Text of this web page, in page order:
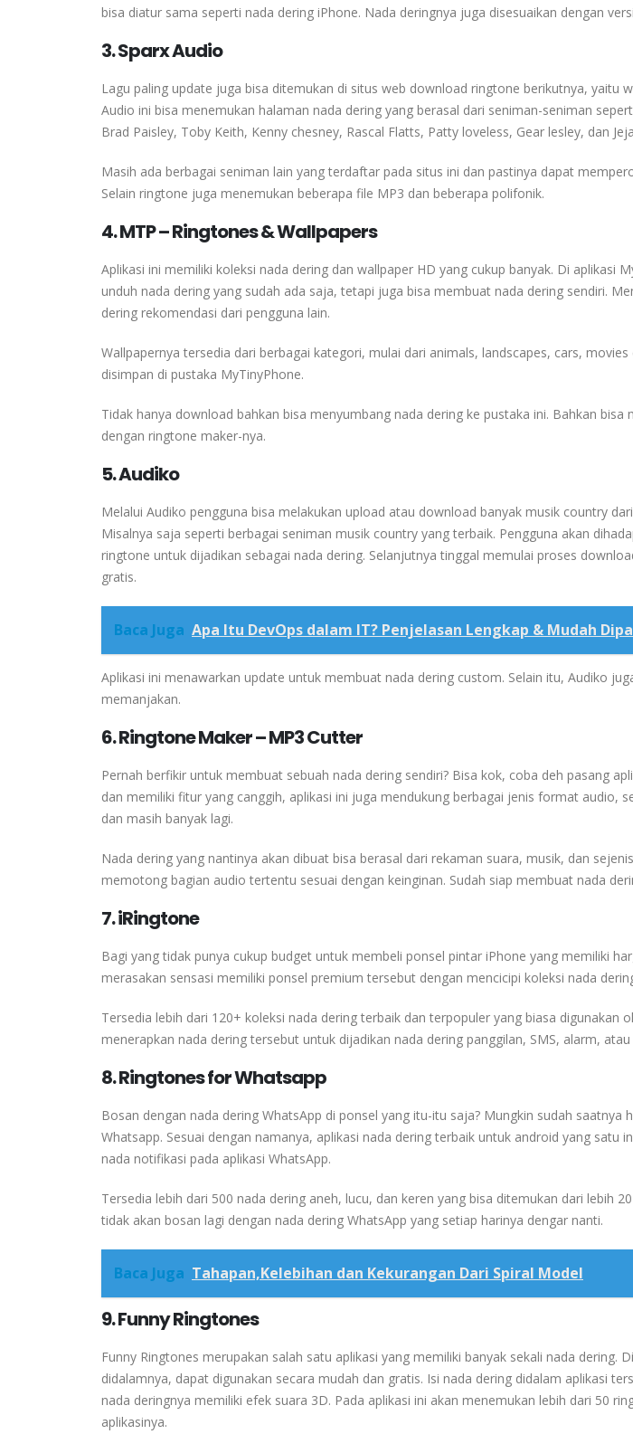
bisa diatur sama seperti nada dering iPhone. Nada deringnya juga disesuaikan dengan
3.Sparx Audio
Lagu paling update juga bisa ditemukan di situs web download ringtone berikutnya, yaitu
Audio ini bisa menemukan halaman nada dering yang berasal dari seniman-seniman
Brad Paisley, Toby Keith, Kenny chesney, Rascal Flatts, Patty loveless, Gear lesley, dan
Masih ada berbagai seniman lain yang terdaftar pada situs ini dan pastinya dapat
Selain ringtone juga menemukan beberapa file MP3 dan beberapa polifonik.
4. MTP – Ringtones & Wallpapers
Aplikasi ini memiliki koleksi nada dering dan wallpaper HD yang cukup banyak. Di aplikasi
unduh nada dering yang sudah ada saja, tetapi juga bisa membuat nada dering sendiri.
dering rekomendasi dari pengguna lain.
Wallpapernya tersedia dari berbagai kategori, mulai dari animals, landscapes, cars, movies
disimpan di pustaka MyTinyPhone.
Tidak hanya download bahkan bisa menyumbang nada dering ke pustaka ini. Bahkan bisa
dengan ringtone maker-nya.
5. Audiko
Melalui Audiko pengguna bisa melakukan upload atau download banyak musik country
Misalnya saja seperti berbagai seniman musik country yang terbaik. Pengguna akan
ringtone untuk dijadikan sebagai nada dering. Selanjutnya tinggal memulai proses
gratis.
Baca Juga Apa Itu DevOps dalam IT? Penjelasan Lengkap & Mudah
Aplikasi ini menawarkan update untuk membuat nada dering custom. Selain itu, Audiko
memanjakan.
6. Ringtone Maker – MP3 Cutter
Pernah berfikir untuk membuat sebuah nada dering sendiri? Bisa kok, coba deh pasang
dan memiliki fitur yang canggih, aplikasi ini juga mendukung berbagai jenis format audio,
dan masih banyak lagi.
Nada dering yang nantinya akan dibuat bisa berasal dari rekaman suara, musik, dan
memotong bagian audio tertentu sesuai dengan keinginan. Sudah siap membuat nada
7. iRingtone
Bagi yang tidak punya cukup budget untuk membeli ponsel pintar iPhone yang memiliki
merasakan sensasi memiliki ponsel premium tersebut dengan mencicipi koleksi nada
Tersedia lebih dari 120+ koleksi nada dering terbaik dan terpopuler yang biasa digunakan
menerapkan nada dering tersebut untuk dijadikan nada dering panggilan, SMS, alarm,
8. Ringtones for Whatsapp
Bosan dengan nada dering WhatsApp di ponsel yang itu-itu saja? Mungkin sudah saatnya
Whatsapp. Sesuai dengan namanya, aplikasi nada dering terbaik untuk android yang satu
nada notifikasi pada aplikasi WhatsApp.
Tersedia lebih dari 500 nada dering aneh, lucu, dan keren yang bisa ditemukan dari lebih
tidak akan bosan lagi dengan nada dering WhatsApp yang setiap harinya dengar nanti.
Baca Juga Tahapan,Kelebihan dan Kekurangan Dari Spiral Model
9. Funny Ringtones
Funny Ringtones merupakan salah satu aplikasi yang memiliki banyak sekali nada dering.
didalamnya, dapat digunakan secara mudah dan gratis. Isi nada dering didalam aplikasi
nada deringnya memiliki efek suara 3D. Pada aplikasi ini akan menemukan lebih dari 50
aplikasinya.